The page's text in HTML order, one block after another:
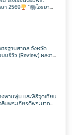
า 2569 “
ไอรยา
ตรฐานสากล จังหวัด
บรีวิว (Review) ผลงาน
งพานพุ่ม และพิธีจุดเทียน
มพระเกียรติพระบาท